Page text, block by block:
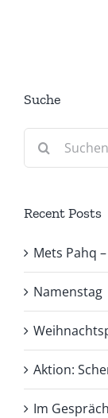
Suche
Suche
Recent Posts
Mets Pahq
Namenstag
Aktion:
Im